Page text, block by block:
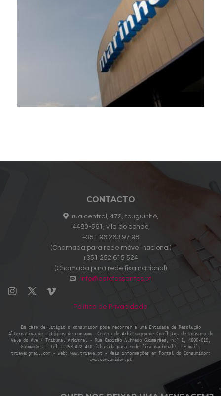
CONTACTO
rua central, 472, touguinhó,
4480-561, vila do conde
+351 96 263 97 98
(Chamada para rede móvel nacional)
+351 252 615 524
(Chamada para rede fixa nacional)
info@estofossantos.pt
Política de Privacidade
Em caso de litígio o consumidor pode recorrer a uma Entidade de Resolução
Alternativa de Litígios de consumo: Centro de Arbitragem de Conflitos de Consumo do
Vale do Ave / Tribunal Arbitral - Rua Capitão Alfredo Guimarães, n.º 1, 4800-019,
Guimarães - Tel.: 253 422 410 (Chamada para rede fixa nacional) - E-mail:
triave@gmail.com - Web: www.triave.pt - Mais informações em Portal do Consumidor:
www.consumidor.pt